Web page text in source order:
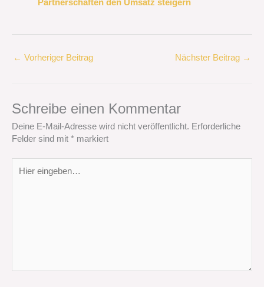
Partnerschaften den Umsatz steigern
← Vorheriger Beitrag Nächster Beitrag →
Schreibe einen Kommentar
Deine E-Mail-Adresse wird nicht veröffentlicht. Erforderliche
Felder sind mit * markiert
eingeben…